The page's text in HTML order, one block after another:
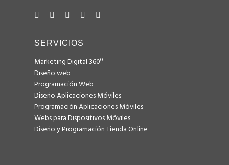
SERVICIOS
Marketing Digital 360º
Diseño web
Programación Web
Diseño Aplicaciones Móviles
Programación Aplicaciones Móviles
Webs para Dispositivos Móviles
Diseño y Programación Tienda Online